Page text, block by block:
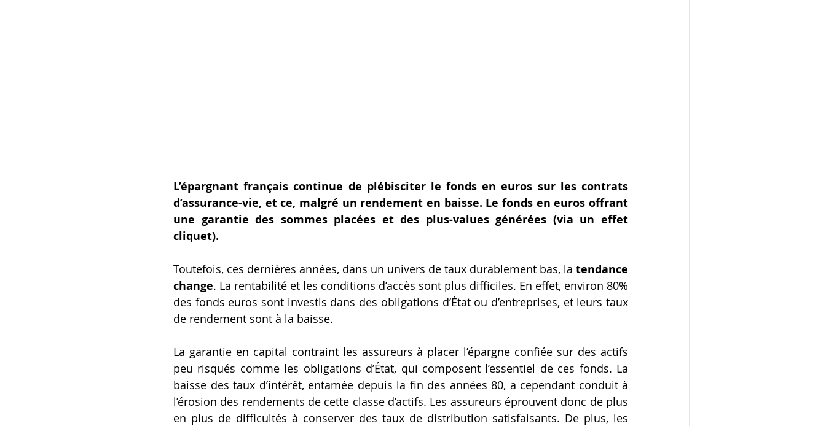
L’épargnant français continue de plébisciter le fonds en euros sur les contrats
d’assurance-vie, et ce, malgré un rendement en baisse. Le fonds en euros offrant
une garantie des sommes placées et des plus-values générées (via un effet
cliquet).
Toutefois, ces dernières années, dans un univers de taux durablement bas, la tendance
change. La rentabilité et les conditions d’accès sont plus difficiles. En effet, environ 80%
des fonds euros sont investis dans des obligations d’État ou d’entreprises, et leurs taux
de rendement sont à la baisse.
La garantie en capital contraint les assureurs à placer l’épargne confiée sur des actifs
peu risqués comme les obligations d’État, qui composent l’essentiel de ces fonds. La
baisse des taux d’intérêt, entamée depuis la fin des années 80, a cependant conduit à
l’érosion des rendements de cette classe d’actifs. Les assureurs éprouvent donc de plus
en plus de difficultés à conserver des taux de distribution satisfaisants. De plus, les